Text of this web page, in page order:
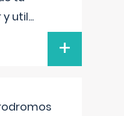
util...
+